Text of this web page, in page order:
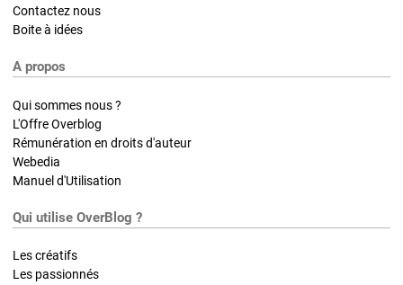
Contactez nous
Boite à idées
A propos
Qui sommes nous ?
L'Offre Overblog
Rémunération en droits d'auteur
Webedia
Manuel d'Utilisation
Qui utilise OverBlog ?
Les créatifs
Les passionnés